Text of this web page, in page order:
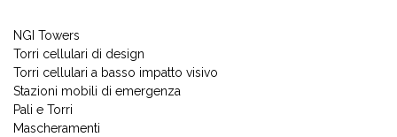
NGI Towers
Torri cellulari di design
Torri cellulari a basso impatto visivo
Stazioni mobili di emergenza
Pali e Torri
Mascheramenti